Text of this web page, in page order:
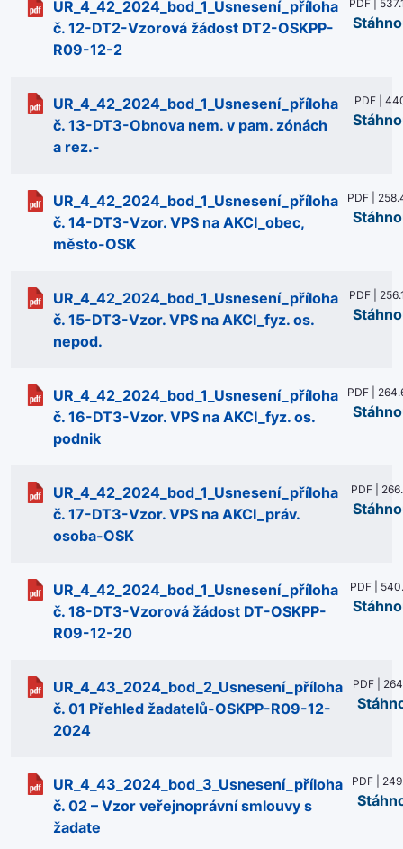
UR_4_42_2024_bod_1_Usnesení_příloha
č. 12-DT2-Vzorová žádost DT2-OSKPP-
R09-12-2
PDF |
UR_4_42_2024_bod_1_Usnesení_příloha
č. 13-DT3-Obnova nem. v pam. zónách
a rez.-
PDF |
UR_4_42_2024_bod_1_Usnesení_příloha
č. 14-DT3-Vzor. VPS na AKCI_obec,
město-OSK
PDF |
UR_4_42_2024_bod_1_Usnesení_příloha
č. 15-DT3-Vzor. VPS na AKCI_fyz. os.
nepod.
PDF |
UR_4_42_2024_bod_1_Usnesení_příloha
č. 16-DT3-Vzor. VPS na AKCI_fyz. os.
podnik
PDF |
UR_4_42_2024_bod_1_Usnesení_příloha
č. 17-DT3-Vzor. VPS na AKCI_práv.
osoba-OSK
PDF |
UR_4_42_2024_bod_1_Usnesení_příloha
č. 18-DT3-Vzorová žádost DT-OSKPP-
R09-12-20
PDF |
UR_4_43_2024_bod_2_Usnesení_příloha
č. 01 Přehled žadatelů-OSKPP-R09-12-
2024
PDF |
UR_4_43_2024_bod_3_Usnesení_příloha
č. 02 – Vzor veřejnoprávní smlouvy s
žadate
PDF |